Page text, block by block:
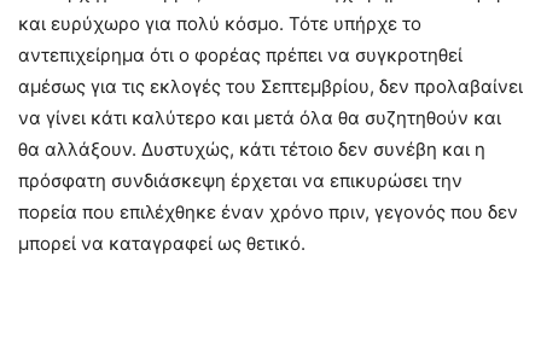
και ευρύχωρο για πολύ κόσμο. Τότε υπήρχε το
αντεπιχείρημα ότι ο φορέας πρέπει να συγκροτηθεί
αμέσως για τις εκλογές του Σεπτεμβρίου, δεν προλαβαίνει
να γίνει κάτι καλύτερο και μετά όλα θα συζητηθούν και
θα αλλάξουν. Δυστυχώς, κάτι τέτοιο δεν συνέβη και η
πρόσφατη συνδιάσκεψη έρχεται να επικυρώσει την
πορεία που επιλέχθηκε έναν χρόνο πριν, γεγονός που δεν
μπορεί να καταγραφεί ως θετικό.